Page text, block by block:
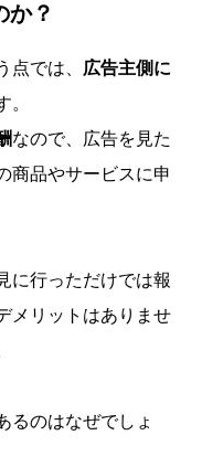
か？
点では、 広告主側に
。
なので、広告を見た
商品やサービスに申
に行っただけでは報
メリットはありませ
るのはなぜでしょ